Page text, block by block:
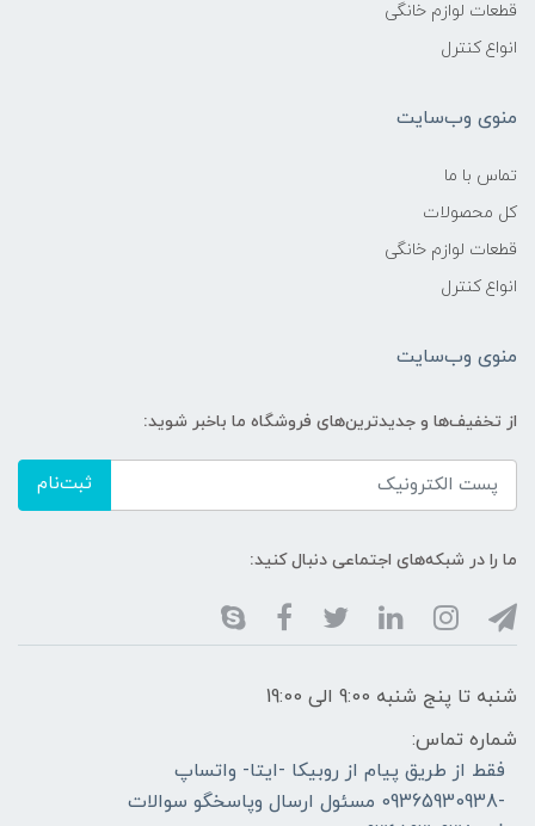
قطعات لوازم خانگی
انواع کنترل
منوی وب‌سایت
تماس با ما
کل محصولات
قطعات لوازم خانگی
انواع کنترل
منوی وب‌سایت
از تخفیف‌ها و جدیدترین‌های فروشگاه ما باخبر شوید:
ثبت‌نام
ما را در شبکه‌های اجتماعی دنبال کنید:
شنبه تا پنج شنبه 9:00 الی 19:00
شماره تماس:
فقط از طریق پیام از روبیکا -ایتا- واتساپ
-09365930938 مسئول ارسال وپاسخگو سوالات